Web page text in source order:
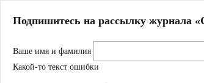
Магазин
Журнал
Подпишитесь на рассылку журнала
Ваше имя и фамилия
Какой-то текст ошибки